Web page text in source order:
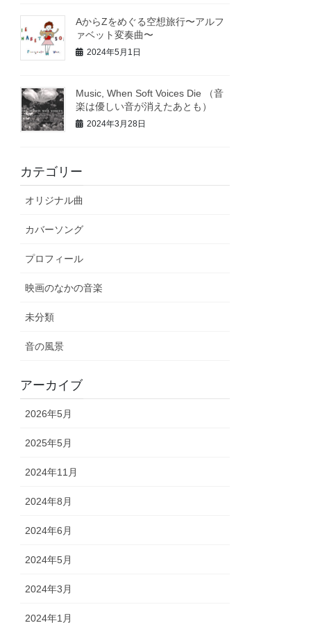
AからZをめぐる空想旅行〜アルフ
ァベット変奏曲〜
2024年5月1日
Music, When Soft Voices Die （音
楽は優しい音が消えたあとも）
2024年3月28日
カテゴリー
オリジナル曲
カバーソング
プロフィール
映画のなかの音楽
未分類
音の風景
アーカイブ
2026年5月
2025年5月
2024年11月
2024年8月
2024年6月
2024年5月
2024年3月
2024年1月